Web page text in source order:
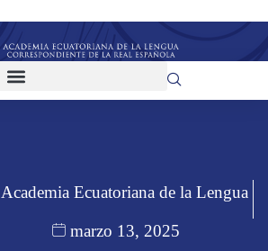
Academia Ecuatoriana de la Lengua
marzo 13, 2025